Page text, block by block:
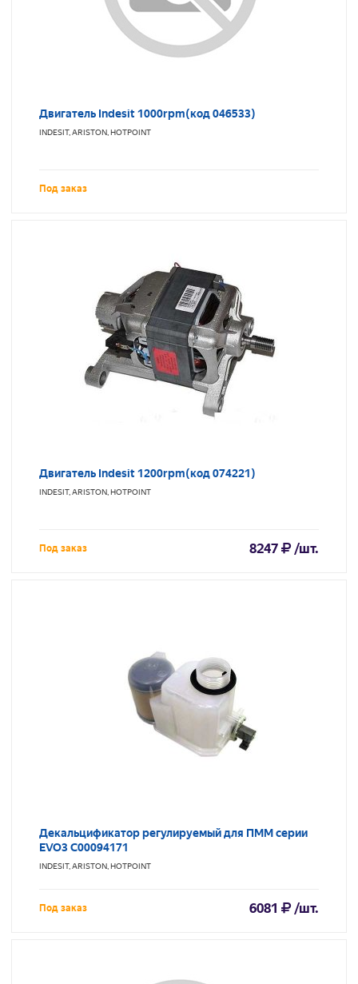
Двигатель Indesit 1000rpm(код 046533)
INDESIT, ARISTON, HOTPOINT
Под заказ
Двигатель Indesit 1200rpm(код 074221)
INDESIT, ARISTON, HOTPOINT
Под заказ 8247 /шт.
Декальцификатор регулируемый для ПММ серии
EVO3 C00094171
INDESIT, ARISTON, HOTPOINT
Под заказ 6081 /шт.